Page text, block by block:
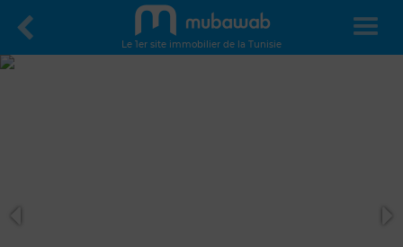
Le 1er site immobilier de la Tunisie